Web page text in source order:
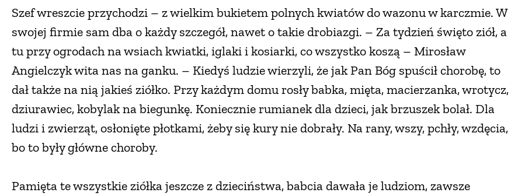
Szef wreszcie przychodzi – z wielkim bukietem polnych kwiatów do wazonu w karczmie. W
swojej firmie sam dba o każdy szczegół, nawet o takie drobiazgi. – Za tydzień święto ziół, a
tu przy ogrodach na wsiach kwiatki, iglaki i kosiarki, co wszystko koszą – Mirosław
Angielczyk wita nas na ganku. – Kiedyś ludzie wierzyli, że jak Pan Bóg spuścił chorobę, to
dał także na nią jakieś ziółko. Przy każdym domu rosły babka, mięta, macierzanka, wrotycz,
dziurawiec, kobylak na biegunkę. Koniecznie rumianek dla dzieci, jak brzuszek bolał. Dla
ludzi i zwierząt, osłonięte płotkami, żeby się kury nie dobrały. Na rany, wszy, pchły, wzdęcia,
bo to były główne choroby.
Pamięta te wszystkie ziółka jeszcze z dzieciństwa, babcia dawała je ludziom, zawsze